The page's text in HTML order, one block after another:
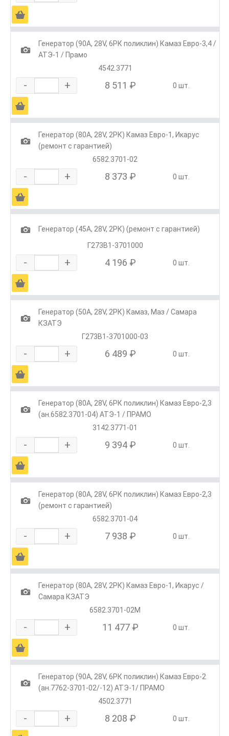
Ä
1
Генератор (90А, 28V, 6РК поликлин) Камаз Евро-3,4 /
АТЭ-1 / Прамо
4542.3771
- + 8 511 ₽ 0 шт.
Ä
1
Генератор (80А, 28V, 2РК) Камаз Евро-1, Икарус
(ремонт с гарантией)
6582.3701-02
- + 8 373 ₽ 0 шт.
Ä
1
Генератор (45А, 28V, 2РК) (ремонт с гарантией)
Г273В1-3701000
- + 4 196 ₽ 0 шт.
Ä
1
Генератор (50А, 28V, 2РК) Камаз, Маз / Самара
КЗАТЭ
Г273В1-3701000-03
- + 6 489 ₽ 0 шт.
Ä
1
Генератор (80А, 28V, 6РК поликлин) Камаз Евро-2,3
(ан.6582.3701-04) АТЭ-1 / ПРАМО
3142.3771-01
- + 9 394 ₽ 0 шт.
Ä
1
Генератор (80А, 28V, 6РК поликлин) Камаз Евро-2,3
(ремонт с гарантией)
6582.3701-04
- + 7 938 ₽ 0 шт.
Ä
1
Генератор (80А, 28V, 2РК) Камаз Евро-1, Икарус /
Самара КЗАТЭ
6582.3701-02М
- + 11 477 ₽ 0 шт.
Ä
1
Генератор (90А, 28V, 6РК поликлин) Камаз Евро-2
(ан.7762-3701-02/-12) АТЭ-1/ ПРАМО
4502.3771
- + 8 208 ₽ 0 шт.